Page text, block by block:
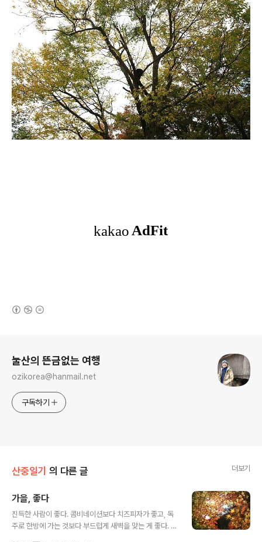
눌산의 뜬금없는 여행
ozikorea@hanmail.net
구독하기
산중일기 의 다른 글 더보기
가을, 좋다
진득한 사람이 좋다. 콤비네이션보다 치즈피자가 좋고, 독
주로 한방에 가는 것보다 부드럽게 새벽을 맞는 게 좋다. 수